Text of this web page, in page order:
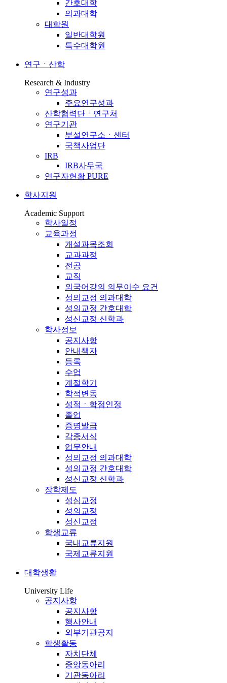
간호대학
의과대학
대학원
일반대학원
특수대학원
연구ㆍ산학
Research & Industry
연구성과
주요연구성과
산학협력단ㆍ연구처
연구기관
부설연구소ㆍ센터
국책사업단
IRB
IRB사무국
연구자현황 PURE
학사지원
Academic Support
학사일정
교육과정
개설과목조회
교과과정
전공
교직
외국어강의 의무이수 요건
성의교정 의과대학
성의교정 간호대학
성신교정 신학과
학사정보
공지사항
안내책자
등록
수업
계절학기
학적변동
성적ㆍ학점인정
졸업
증명발급
각종서식
업무안내
성의교정 의과대학
성의교정 간호대학
성신교정 신학과
장학제도
성심교정
성의교정
성신교정
학생교류
국내교류지원
국제교류지원
대학생활
University Life
공지사항
공지사항
행사안내
외부기관공지
학생활동
자치단체
중앙동아리
기관동아리